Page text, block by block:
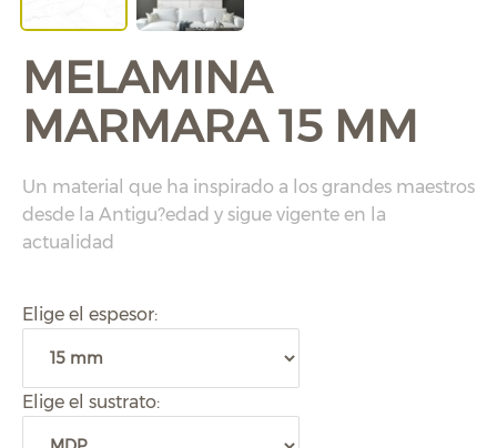
MELAMINA
MARMARA 15 MM
Un material que ha inspirado a los grandes maestros
desde la Antigu?edad y sigue vigente en la
actualidad
Elige el espesor:
Elige el sustrato: